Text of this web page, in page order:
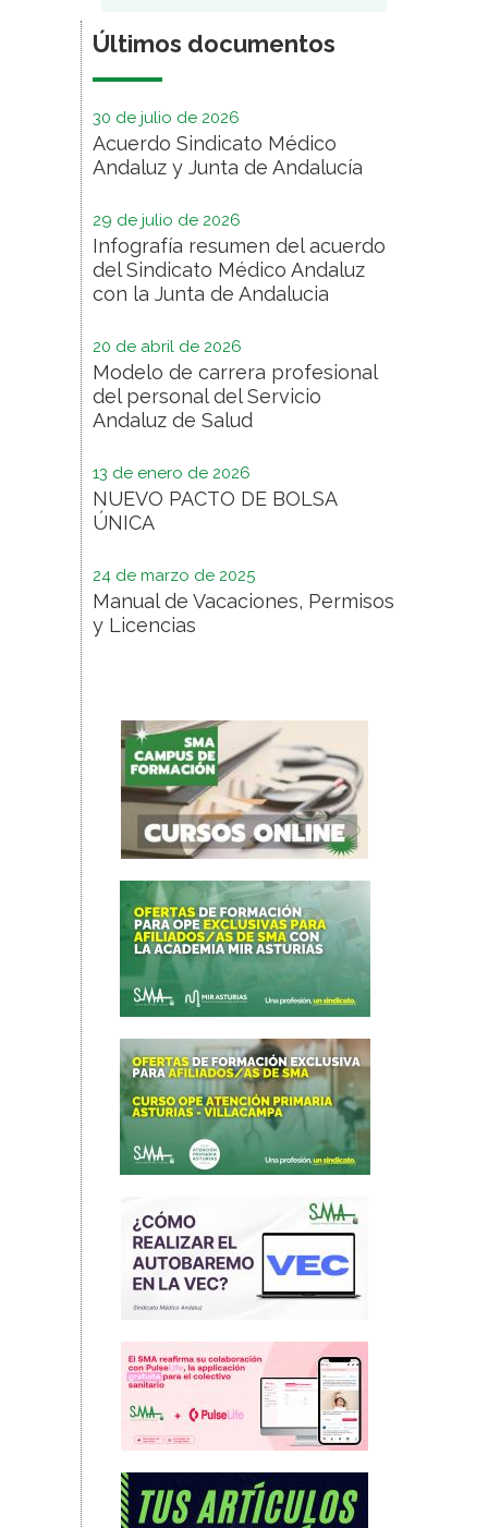
Últimos documentos
30 de julio de 2026
Acuerdo Sindicato Médico
Andaluz y Junta de Andalucía
29 de julio de 2026
Infografía resumen del acuerdo
del Sindicato Médico Andaluz
con la Junta de Andalucia
20 de abril de 2026
Modelo de carrera profesional
del personal del Servicio
Andaluz de Salud
13 de enero de 2026
NUEVO PACTO DE BOLSA
ÚNICA
24 de marzo de 2025
Manual de Vacaciones, Permisos
y Licencias